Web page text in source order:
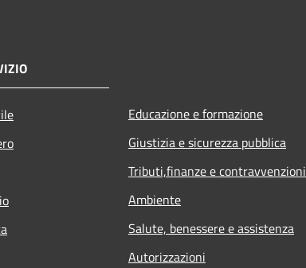
Educazione e formazione
Giustizia e sicurezza pubblica
Tributi,finanze e contravvenzioni
Ambiente
Salute, benessere e assistenza
Autorizzazioni